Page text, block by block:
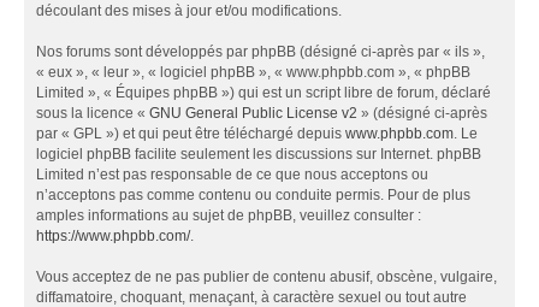
découlant des mises à jour et/ou modifications.
Nos forums sont développés par phpBB (désigné ci-après par « ils »,
« eux », « leur », « logiciel phpBB », « www.phpbb.com », « phpBB
Limited », « Équipes phpBB ») qui est un script libre de forum, déclaré
sous la licence « GNU General Public License v2 » (désigné ci-après
par « GPL ») et qui peut être téléchargé depuis www.phpbb.com. Le
logiciel phpBB facilite seulement les discussions sur Internet. phpBB
Limited n’est pas responsable de ce que nous acceptons ou
n’acceptons pas comme contenu ou conduite permis. Pour de plus
amples informations au sujet de phpBB, veuillez consulter :
https://www.phpbb.com/.
Vous acceptez de ne pas publier de contenu abusif, obscène, vulgaire,
diffamatoire, choquant, menaçant, à caractère sexuel ou tout autre